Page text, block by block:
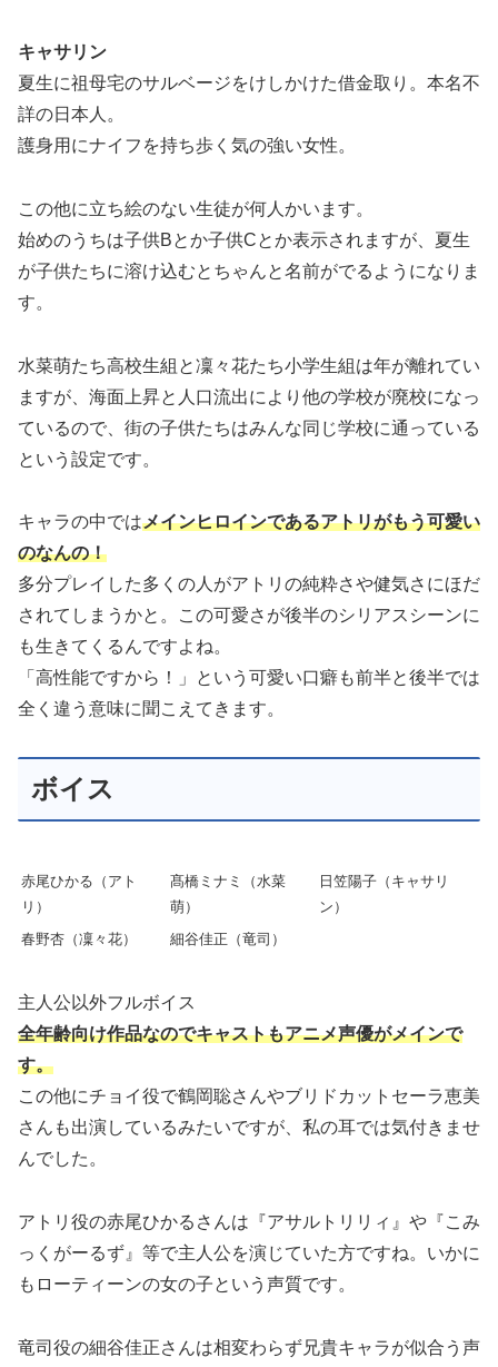
キャサリン
夏生に祖母宅のサルベージをけしかけた借金取り。本名不
詳の日本人。
護身用にナイフを持ち歩く気の強い女性。
この他に立ち絵のない生徒が何人かいます。
始めのうちは子供Bとか子供Cとか表示されますが、夏生
が子供たちに溶け込むとちゃんと名前がでるようになりま
す。
水菜萌たち高校生組と凜々花たち小学生組は年が離れてい
ますが、海面上昇と人口流出により他の学校が廃校になっ
ているので、街の子供たちはみんな同じ学校に通っている
という設定です。
キャラの中ではメインヒロインであるアトリがもう可愛い
のなんの！
多分プレイした多くの人がアトリの純粋さや健気さにほだ
されてしまうかと。この可愛さが後半のシリアスシーンに
も生きてくるんですよね。
「高性能ですから！」という可愛い口癖も前半と後半では
全く違う意味に聞こえてきます。
ボイス
赤尾ひかる（アト
リ）
髙橋ミナミ（水菜
萌）
日笠陽子（キャサリ
ン）
春野杏（凜々花）
細谷佳正（竜司）
主人公以外フルボイス
全年齢向け作品なのでキャストもアニメ声優がメインで
す。
この他にチョイ役で鶴岡聡さんやブリドカットセーラ恵美
さんも出演しているみたいですが、私の耳では気付きませ
んでした。
アトリ役の赤尾ひかるさんは『アサルトリリィ』や『こみ
っくがーるず』等で主人公を演じていた方ですね。いかに
もローティーンの女の子という声質です。
竜司役の細谷佳正さんは相変わらず兄貴キャラが似合う声